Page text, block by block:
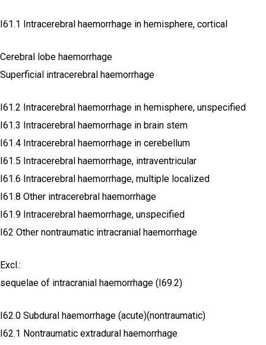
I61.1 Intracerebral haemorrhage in hemisphere, cortical
Cerebral lobe haemorrhage
Superficial intracerebral haemorrhage
I61.2 Intracerebral haemorrhage in hemisphere, unspecified
I61.3 Intracerebral haemorrhage in brain stem
I61.4 Intracerebral haemorrhage in cerebellum
I61.5 Intracerebral haemorrhage, intraventricular
I61.6 Intracerebral haemorrhage, multiple localized
I61.8 Other intracerebral haemorrhage
I61.9 Intracerebral haemorrhage, unspecified
I62 Other nontraumatic intracranial haemorrhage
Excl.:
sequelae of intracranial haemorrhage (I69.2)
I62.0 Subdural haemorrhage (acute)(nontraumatic)
I62.1 Nontraumatic extradural haemorrhage